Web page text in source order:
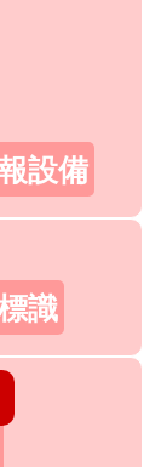
設備
識